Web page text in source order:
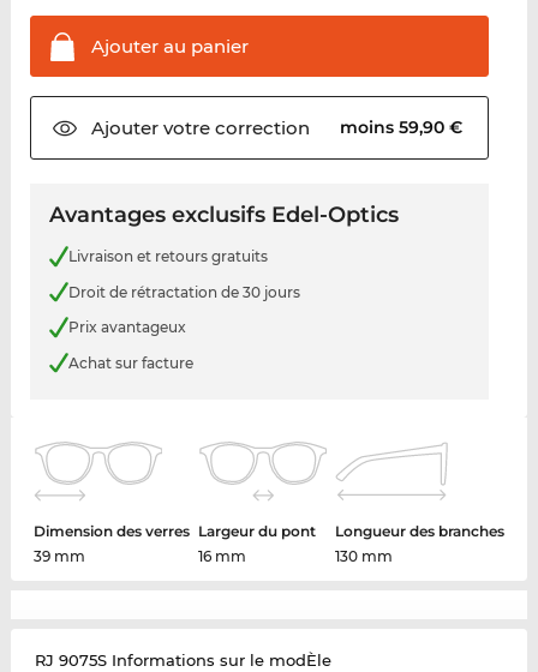
Ajouter au panier
Ajouter votrecorrection moins 59,90 €
Avantages exclusifs Edel-Optics
Livraison et retours gratuits
Droit de rétractation de 30 jours
Prix avantageux
Achat sur facture
Dimension des verres
39 mm
Largeur du pont
16 mm
Longueur des branches
130 mm
RJ 9075S Informations sur le modÈle